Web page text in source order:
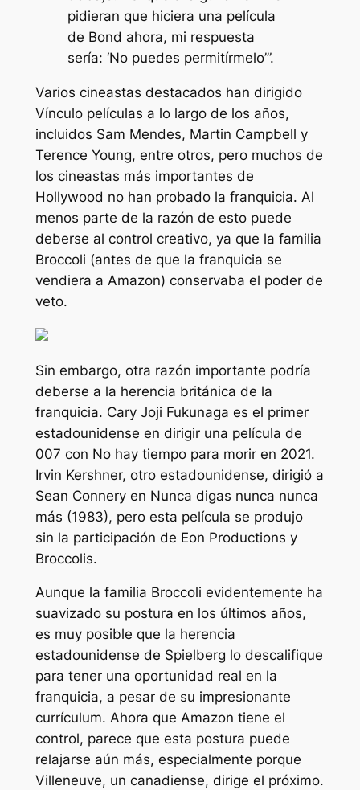
pidieran que hiciera una película
de Bond ahora, mi respuesta
sería: ‘No puedes permitírmelo’”.
Varios cineastas destacados han dirigido
Vínculopelículas a lo largo de los años,
incluidos Sam Mendes, Martin Campbell y
Terence Young, entre otros, pero muchos de
los cineastas más importantes de
Hollywood no han probado la franquicia. Al
menos parte de la razón de esto puede
deberse al control creativo, ya que la familia
Broccoli (antes de que la franquicia se
vendiera a Amazon) conservaba el poder de
veto.
Sin embargo, otra razón importante podría
deberse a la herencia británica de la
franquicia. Cary Joji Fukunaga es el primer
estadounidense en dirigir una película de
007 con No hay tiempo para moriren 2021.
Irvin Kershner, otro estadounidense, dirigió a
Sean Connery en Nunca digas nunca nunca
más (1983), pero esta película se produjo
sin la participación de Eon Productions y
Broccolis.
Aunque la familia Broccoli evidentemente ha
suavizado su postura en los últimos años,
es muy posible que la herencia
estadounidense de Spielberg lo descalifique
para tener una oportunidad real en la
franquicia, a pesar de su impresionante
currículum. Ahora que Amazon tiene el
control, parece que esta postura puede
relajarse aún más, especialmente porque
Villeneuve, un canadiense, dirige el próximo.